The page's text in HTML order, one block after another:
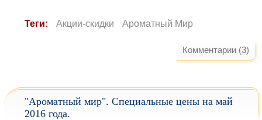
Теги: Акции-скидки Ароматный Мир
Комментарии (3)
"Ароматный мир". Специальные цены на май
2016 года.